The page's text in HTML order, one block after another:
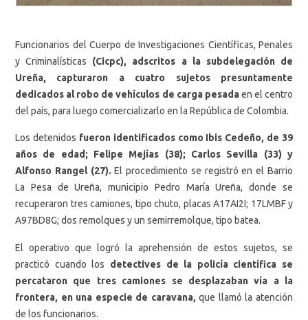
Funcionarios del Cuerpo de Investigaciones Científicas, Penales
y Criminalísticas (Cicpc), adscritos a la subdelegación de
Ureña, capturaron a cuatro sujetos presuntamente
dedicados al robo de vehículos de carga pesadaen el centro
del país, para luego comercializarlo en la República de Colombia.
Los detenidos fueron identificados como Ibis Cedeño, de 39
años de edad; Felipe Mejías (38); Carlos Sevilla (33) y
Alfonso Rangel (27). El procedimiento se registró en el Barrio
La Pesa de Ureña, municipio Pedro María Ureña, donde se
recuperaron tres camiones, tipo chuto, placas A17AI2I; 17LMBF y
A97BD8G; dos remolques y un semirremolque, tipo batea.
El operativo que logró la aprehensión de estos sujetos, se
practicó cuando los detectives de la policía científica se
percataron que tres camiones se desplazaban vía a la
frontera, en una especie de caravana, que llamó la atención
de los funcionarios.